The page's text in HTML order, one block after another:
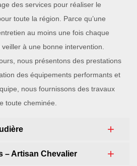
des services pour réaliser le
toute la région. Parce qu’une
au moins une fois chaque
à une bonne intervention.
nous présentons des prestations
des équipements performants et
nous fournissons des travaux
toute cheminée.
– Artisan Chevalier